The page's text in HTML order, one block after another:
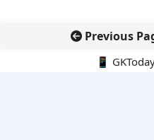
Previous
📱